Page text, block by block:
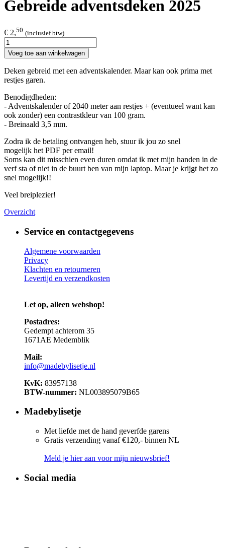
Gebreide adventsdeken 2025
€ 2,50 (inclusief btw)
Voeg toe aan winkelwagen
Deken gebreid met een adventskalender. Maar kan ook prima met
restjes garen.
Benodigdheden:
- Adventskalender of 2040 meter aan restjes + (eventueel want kan
ook zonder) een contrastkleur van 100 gram.
- Breinaald 3,5 mm.
Zodra ik de betaling ontvangen heb, stuur ik jou zo snel
mogelijk het PDF per email!
Soms kan dit misschien even duren omdat ik met mijn handen in de
verf sta of niet in de buurt ben van mijn laptop. Maar je krijgt het zo
snel mogelijk!!
Veel breiplezier!
Overzicht
Service en contactgegevens
Algemene voorwaarden
Privacy
Klachten en retourneren
Levertijd en verzendkosten
Let op, alleen webshop!
Postadres:
Gedempt achterom 35
1671AE Medemblik
Mail:
info@madebylisetje.nl
KvK: 83957138
BTW-nummer: NL003895079B65
Madebylisetje
Met liefde met de hand geverfde garens
Gratis verzending vanaf €120,- binnen NL
Meld je hier aan voor mijn nieuwsbrief!
Social media